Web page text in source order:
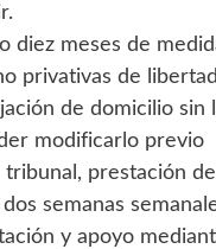
diez meses de
privativas de
de domicilio sin
modificarlo previo
prestación
semanas
y apoyo